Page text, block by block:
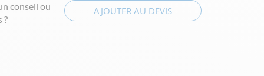
conseil ou
?
AJOUTER AU DEVIS